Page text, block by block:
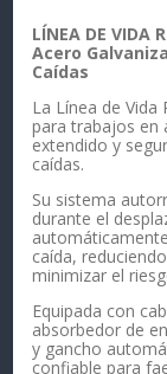
LÍNEA DE VIDA
Acero
Caídas
La Línea de Vida
para trabajos en
extendido y
caídas.
Su sistema
durante el
caída,
minimizar el
Equipada con
absorbedor de
y gancho
confiable para